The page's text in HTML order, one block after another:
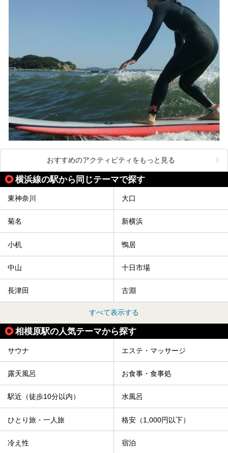
提供元：株式会社西武・プリンスホテルズワールドワイド
この記事は箱根 芦ノ湖畔蛸川温泉 龍宮殿のPR記事です。
おすすめのアクティビティをもっと見る
横浜線の駅から同じテーマで探す
東神奈川 大口
菊名 新横浜
小机 鴨居
中山 十日市場
長津田 古淵
すべて表示する
相模原駅の人気テーマから探す
サウナ エステ・マッサージ
露天風呂 お食事・食事処
駅近（徒歩10分以内） 水風呂
ひとり旅・一人旅 格安（1,000円以下）
冷え性 宿泊